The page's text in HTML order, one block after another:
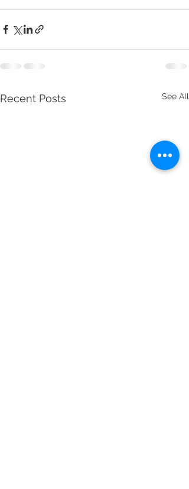
Recent Posts See All